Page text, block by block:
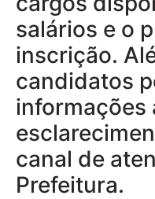
salários e o
inscrição.
candidatos
informações
canal de
Prefeitura.